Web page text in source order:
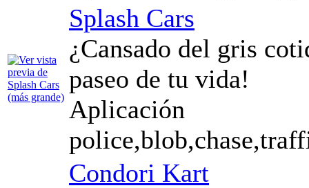
Splash Cars
¿Cansado del gris
paseo de tu vida!
Aplicación
Condori Kart